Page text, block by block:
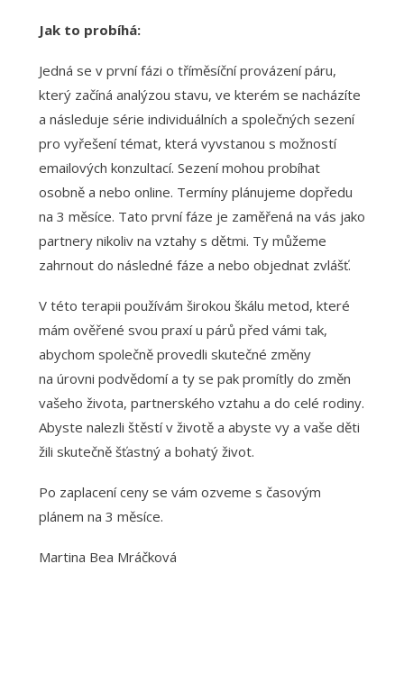
Jak to probíhá:
Jedná se v první fázi o tříměsíční provázení páru,
který začíná analýzou stavu, ve kterém se nacházíte
a následuje série individuálních a společných sezení
pro vyřešení témat, která vyvstanou s možností
emailových konzultací. Sezení mohou probíhat
osobně a nebo online. Termíny plánujeme dopředu
na 3 měsíce. Tato první fáze je zaměřená na vás jako
partnery nikoliv na vztahy s dětmi. Ty můžeme
zahrnout do následné fáze a nebo objednat zvlášť.
V této terapii používám širokou škálu metod, které
mám ověřené svou praxí u párů před vámi tak,
abychom společně provedli skutečné změny
na úrovni podvědomí a ty se pak promítly do změn
vašeho života, partnerského vztahu a do celé rodiny.
Abyste nalezli štěstí v životě a abyste vy a vaše děti
žili skutečně šťastný a bohatý život.
Po zaplacení ceny se vám ozveme s časovým
plánem na 3 měsíce.
Martina Bea Mráčková